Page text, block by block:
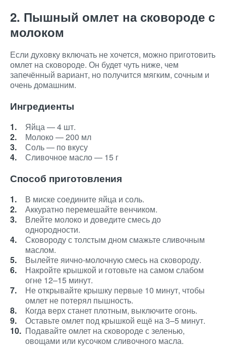
2. Пышный омлет на сковороде с
молоком
Если духовку включать не хочется, можно приготовить
омлет на сковороде. Он будет чуть ниже, чем
запечённый вариант, но получится мягким, сочным и
очень домашним.
Ингредиенты
Яйца — 4 шт.
Молоко — 200 мл
Соль — по вкусу
Сливочное масло — 15 г
Способ приготовления
В миске соедините яйца и соль.
Аккуратно перемешайте венчиком.
Влейте молоко и доведите смесь до
однородности.
Сковороду с толстым дном смажьте сливочным
маслом.
Вылейте яично-молочную смесь на сковороду.
Накройте крышкой и готовьте на самом слабом
огне 12–15 минут.
Не открывайте крышку первые 10 минут, чтобы
омлет не потерял пышность.
Когда верх станет плотным, выключите огонь.
Оставьте омлет под крышкой ещё на 3–5 минут.
Подавайте омлет на сковороде с зеленью,
овощами или кусочком сливочного масла.